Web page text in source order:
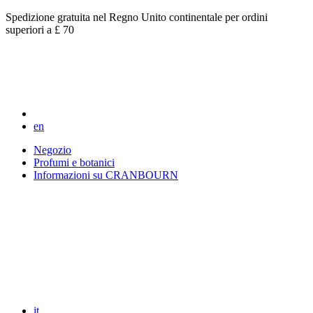
Spedizione gratuita nel Regno Unito continentale per ordini
superiori a £ 70
en
Negozio
Profumi e botanici
Informazioni su CRANBOURN
it